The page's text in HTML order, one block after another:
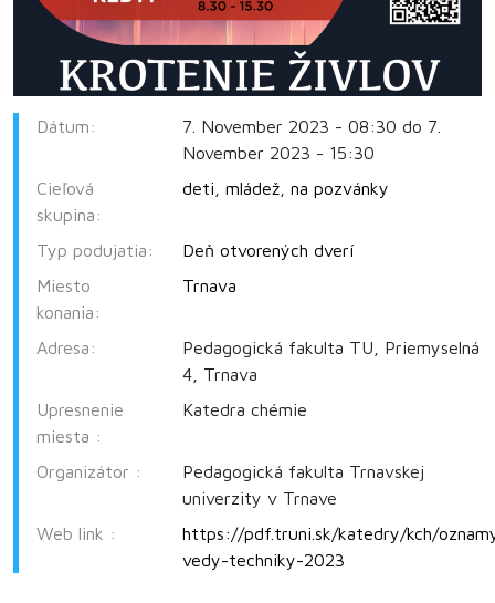
Dátum:
7. November 2023 - 08:30 do 7.
November 2023 - 15:30
Cieľová
skupina:
deti mládež, na pozvánky
Typ podujatia:
Deň otvorených dverí
Miesto
konania:
Trnava
Adresa:
Pedagogická fakulta TU, Priemyselná
4, Trnava
Upresnenie
miesta :
Katedra chémie
Organizátor :
Pedagogická fakulta Trnavskej
univerzity v Trnave
Web link :
https://pdf.truni.sk/katedry/kch/
vedy-techniky-2023